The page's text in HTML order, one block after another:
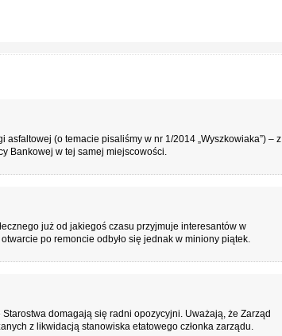
(o temacie pisaliśmy w nr 1/2014 „Wyszkowiaka”) – z
Bankowej w tej samej miejscowości.
już od jakiegoś czasu przyjmuje interesantów w
po remoncie odbyło się jednak w miniony piątek.
domagają się radni opozycyjni. Uważają, że Zarząd
z likwidacją stanowiska etatowego członka zarządu.